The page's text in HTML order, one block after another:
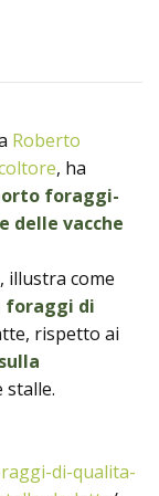
Roberto
, ha
foraggi-
delle vacche
illustra come
foraggi di
rispetto ai
stalle.
di-qualita-